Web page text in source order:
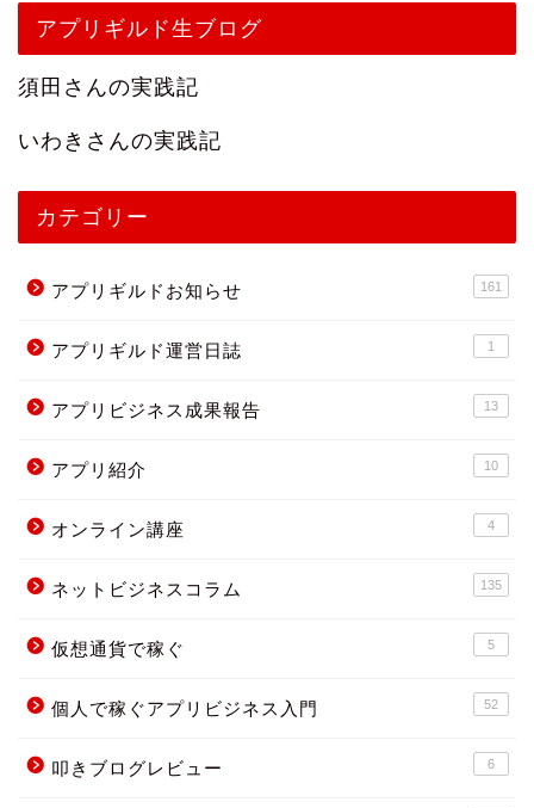
アプリギルド生ブログ
須田さんの実践記
いわきさんの実践記
カテゴリー
アプリギルドお知らせ 161
アプリギルド運営日誌 1
アプリビジネス成果報告 13
アプリ紹介 10
オンライン講座 4
ネットビジネスコラム 135
仮想通貨で稼ぐ 5
個人で稼ぐアプリビジネス入門 52
叩きブログレビュー 6